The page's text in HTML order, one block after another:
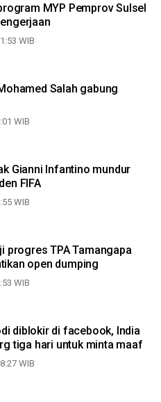
MYP Pemprov Sulsel
WIB
Salah gabung
WIB
Gianni Infantino mundur
FIFA
WIB
progres TPA Tamangapa
hentikan open dumping
WIB
diblokir di facebook, India
tiga hari untuk minta maaf
WIB